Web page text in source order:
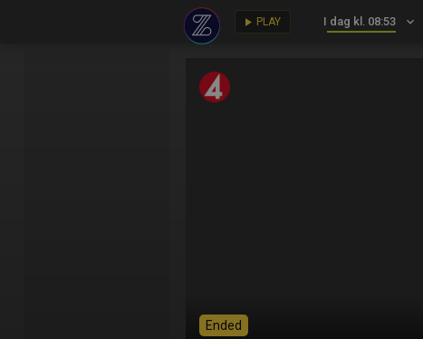
play_arrow PLAY I dag kl. 08:53 keyboard_arrow_down
Ended